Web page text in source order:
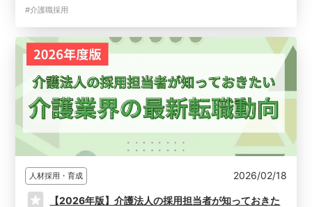
#介護職採用
人材採用・育成 2026/02/18
【2026年版】介護法人の採用担当者が知っておきた